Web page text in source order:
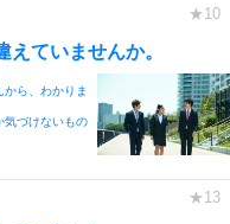
ていませんか。
ら、わかりま
気づけないもの